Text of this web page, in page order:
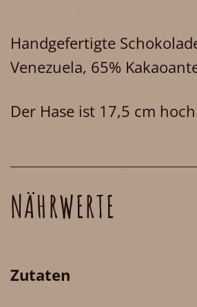
Handgefertigte
Venezuela, 65%
Der Hase ist 17,5 cm hoch
NÄHRWERTE
Zutaten